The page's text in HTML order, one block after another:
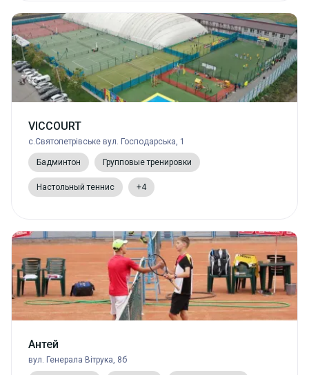
VICCOURT
с.Святопетрівське вул. Господарська, 1
Бадминтон Групповые тренировки
Настольный теннис +4
Антей
вул. Генерала Вітрука, 8б